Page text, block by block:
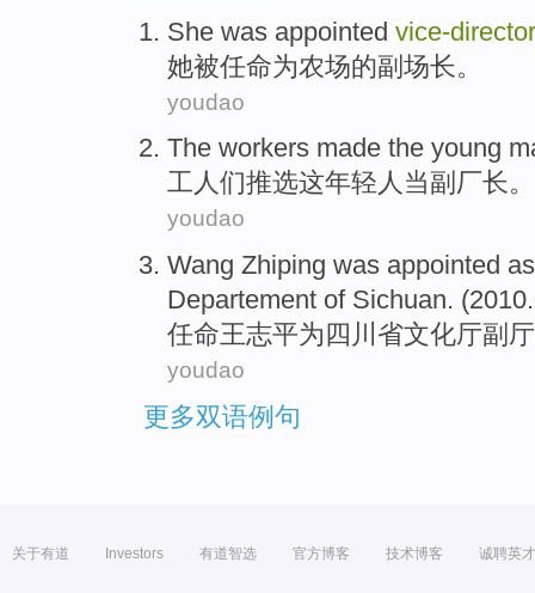
She was appointed vice-director
她被任命为农场的副 场长。
youdao
The workers made the young
工人们推选这年轻人 当副 厂长。
youdao
Wang Zhiping was appointed
Departement of Sichuan. (
任命王志平为四川省文化厅副
youdao
更多双语例句
关于有道 Investors 有道智选 官方博客 技术博客 诚聘英才